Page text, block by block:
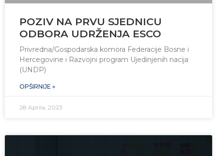
POZIV NA PRVU SJEDNICU
ODBORA UDRŽENJA ESCO
Privredna/Gospodarska komora Federacije Bosne i
Hercegovine i Razvojni program Ujedinjenih nacija
(UNDP)
OPŠIRNIJE »
28 Aprila, 2023